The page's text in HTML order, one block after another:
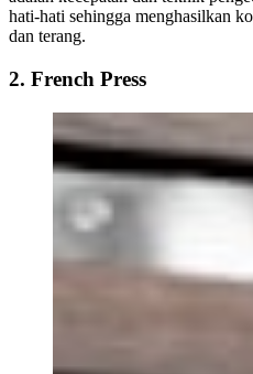
hati-hati sehingga menghasilkan
dan terang.
2. French Press